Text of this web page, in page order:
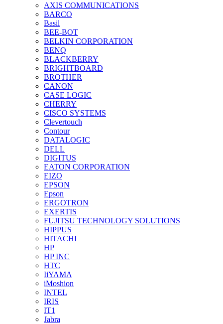
AXIS COMMUNICATIONS
BARCO
Basil
BEE-BOT
BELKIN CORPORATION
BENQ
BLACKBERRY
BRIGHTBOARD
BROTHER
CANON
CASE LOGIC
CHERRY
CISCO SYSTEMS
Clevertouch
Contour
DATALOGIC
DELL
DIGITUS
EATON CORPORATION
EIZO
EPSON
Epson
ERGOTRON
EXERTIS
FUJITSU TECHNOLOGY SOLUTIONS
HIPPUS
HITACHI
HP
HP INC
HTC
IiYAMA
iMoshion
INTEL
IRIS
IT1
Jabra